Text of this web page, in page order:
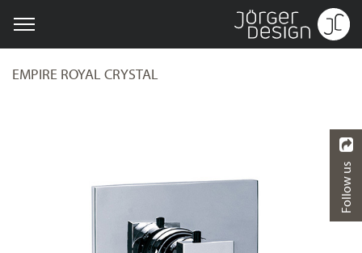
EMPIRE ROYAL CRYSTAL
Follow us